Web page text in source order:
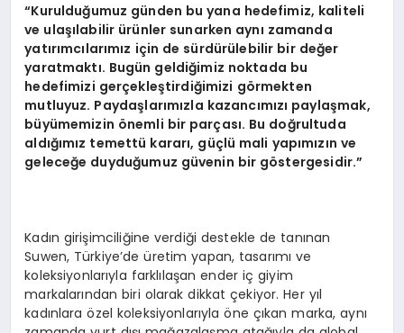
“Kurulduğumuz günden bu yana hedefimiz, kaliteli
ve ulaşılabilir ürünler sunarken aynı zamanda
yatırımcılarımız için de sürdürülebilir bir değer
yaratmaktı. Bugün geldiğimiz noktada bu
hedefimizi gerçekleştirdiğimizi görmekten
mutluyuz. Paydaşlarımızla kazancımızı paylaşmak,
büyümemizin önemli bir parçası. Bu doğrultuda
aldığımız temettü kararı, güçlü mali yapımızın ve
geleceğe duyduğumuz güvenin bir göstergesidir.”
Kadın girişimciliğine verdiği destekle de tanınan
Suwen, Türkiye’de üretim yapan, tasarımı ve
koleksiyonlarıyla farklılaşan ender iç giyim
markalarından biri olarak dikkat çekiyor. Her yıl
kadınlara özel koleksiyonlarıyla öne çıkan marka, aynı